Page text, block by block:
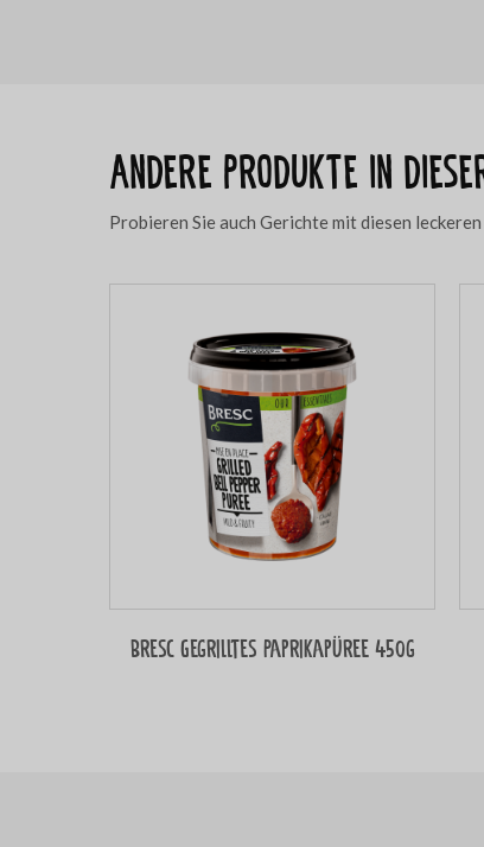
Andere Produkte in
Probieren Sie auch Gerichte mit diesen
Bresc Gegrilltes Paprikapüree 450g